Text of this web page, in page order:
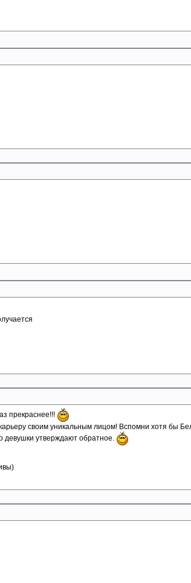
прекраснее!!!
своим уникальным лицом! Вспомни хотя бы
утверждают обратное.